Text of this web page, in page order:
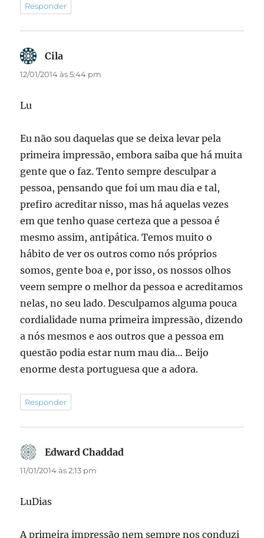
Responder
Cila
12/01/2014 às 5:44 pm
Lu
Eu não sou daquelas que se deixa levar pela
primeira impressão, embora saiba que há muita
gente que o faz. Tento sempre desculpar a
pessoa, pensando que foi um mau dia e tal,
prefiro acreditar nisso, mas há aquelas vezes
em que tenho quase certeza que a pessoa é
mesmo assim, antipática. Temos muito o
hábito de ver os outros como nós próprios
somos, gente boa e, por isso, os nossos olhos
veem sempre o melhor da pessoa e acreditamos
nelas, no seu lado. Desculpamos alguma pouca
cordialidade numa primeira impressão, dizendo
a nós mesmos e aos outros que a pessoa em
questão podia estar num mau dia… Beijo
enorme desta portuguesa que a adora.
Responder
Edward Chaddad
11/01/2014 às 2:13 pm
LuDias
A primeira impressão nem sempre nos conduzi